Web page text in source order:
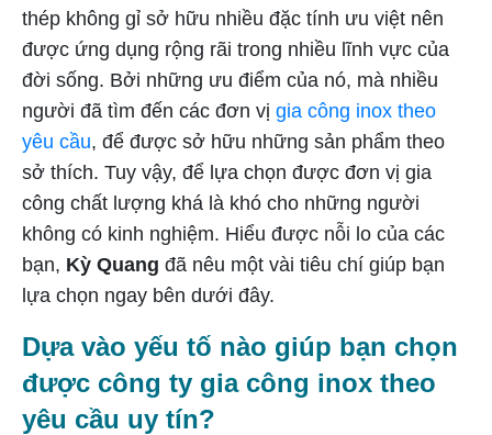
thép không gỉ sở hữu nhiều đặc tính ưu việt nên
được ứng dụng rộng rãi trong nhiều lĩnh vực của
đời sống. Bởi những ưu điểm của nó, mà nhiều
người đã tìm đến các đơn vị gia công inox theo
yêu cầu, để được sở hữu những sản phẩm theo
sở thích. Tuy vậy, để lựa chọn được đơn vị gia
công chất lượng khá là khó cho những người
không có kinh nghiệm. Hiểu được nỗi lo của các
bạn, Kỳ Quang đã nêu một vài tiêu chí giúp bạn
lựa chọn ngay bên dưới đây.
Dựa vào yếu tố nào giúp bạn chọn
được công ty gia công inox theo
yêu cầu uy tín?